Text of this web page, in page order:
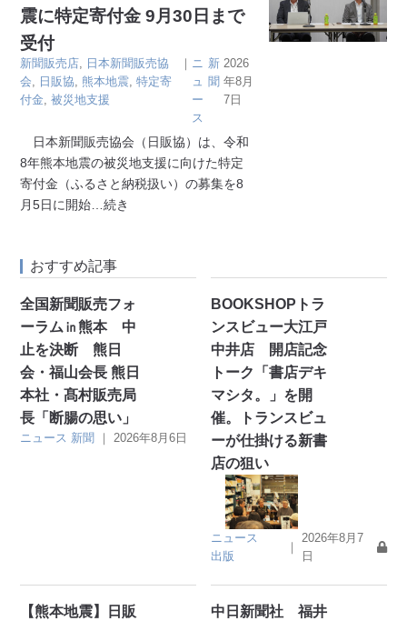
震に特定寄付金 9月30日まで
受付
新聞販売店, 日本新聞販売協
会, 日販協, 熊本地震,特定寄
付金,被災地支援
｜ ニ
ュ
ー
ス
新
聞
2026
年8月
7日
日本新聞販売協会（日販協）は、令和
8年熊本地震の被災地支援に向けた特定
寄付金（ふるさと納税扱い）の募集を8
月5日に開始 …続き
おすすめ記事
全国新聞販売フォ
ーラム㏌熊本 中
止を決断 熊日
会・福山会長 熊日
本社・髙村販売局
長「断腸の思い」
ニュース 新聞 ｜2026年8月6日
BOOKSHOPトラ
ンスビュー大江戸
中井店 開店記念
トーク「書店デキ
マシタ。」を開
催。トランスビュ
ーが仕掛ける新書
店の狙い
ニュース
出版
｜
2026年8月7
日
【熊本地震】日販
中日新聞社 福井